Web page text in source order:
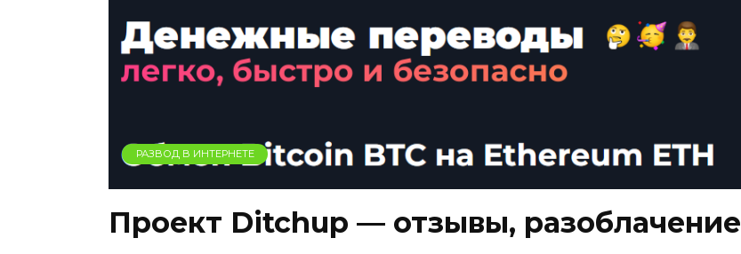
РАЗВОД В ИНТЕРНЕТЕ
Проект Ditchup — отзывы, разоблачение